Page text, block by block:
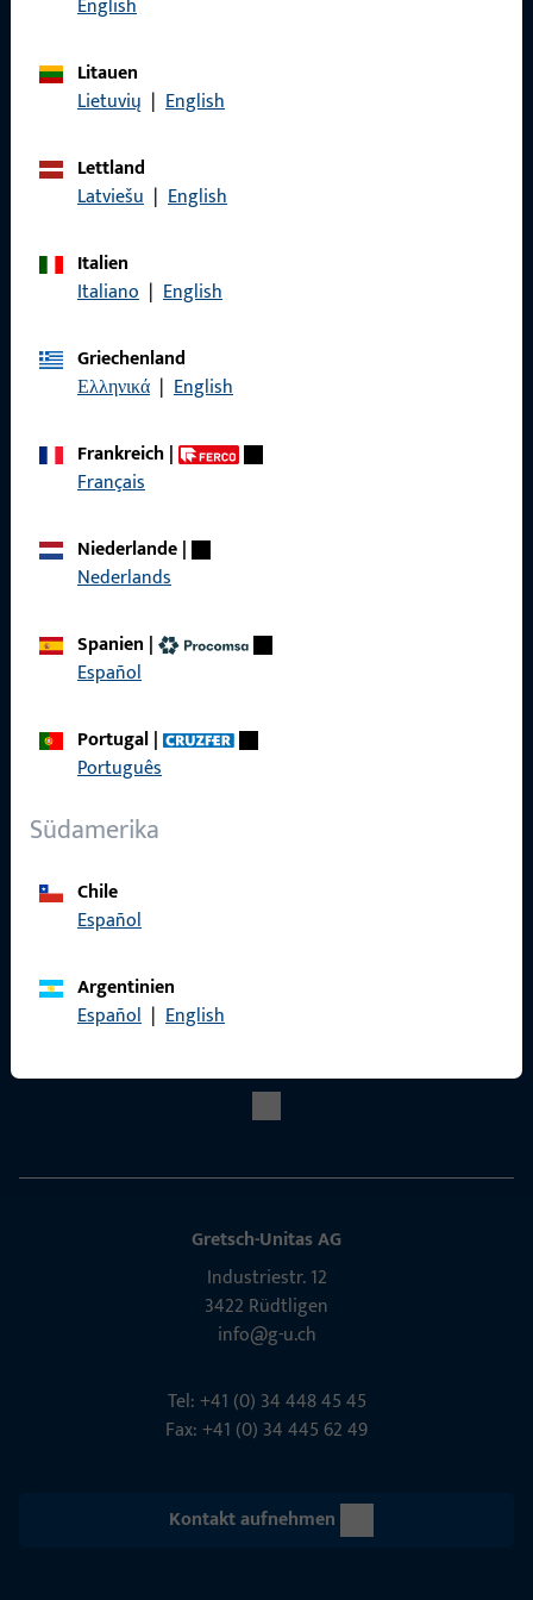
English
Litauen
Lietuvių | English
Lettland
Latviešu | English
Italien
Italiano | English
Griechenland
Ελληνικά | English
Frankreich|
Français
Niederlande|
Nederlands
Spanien |
Español
Portugal|
Português
Südamerika
Chile
Español
Argentinien
Español | English
Allgemeines
Datenschutz
Schnelleinstieg
Produkte
Produktkatalog
Gretsch-Unitas AG
Indu­s­triestr. 12
3422 Rüdt­ligen
info@g-u.ch
Tel: +41 (0) 34 448 45 45
Fax: +41 (0) 34 445 62 49
Kontakt aufnehmen